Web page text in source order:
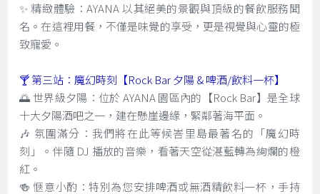
✨ 精緻體驗：AYANA 以其絕美的景觀與頂級的餐飲服務聞
名。在這裡用餐，不僅是味覺的享受，更是視覺與心靈的極
致寵愛。
🍸 第三站：魔幻時刻【Rock Bar 夕陽 & 啤酒/飲料一杯】
🌅 世界級夕陽：位於 AYANA 園區內的【Rock Bar】是全球
十大夕陽酒吧之一，建在懸崖邊緣，緊鄰著海平面。
🎶 氛圍滿分：我們將在此等候峇里島最著名的「魔幻時
刻」。伴隨 DJ 播放的音樂，看著天空從湛藍轉為絢爛的橙
紅。
🍻 愜意小酌：特別為您安排啤酒或無酒精飲料一杯，手持